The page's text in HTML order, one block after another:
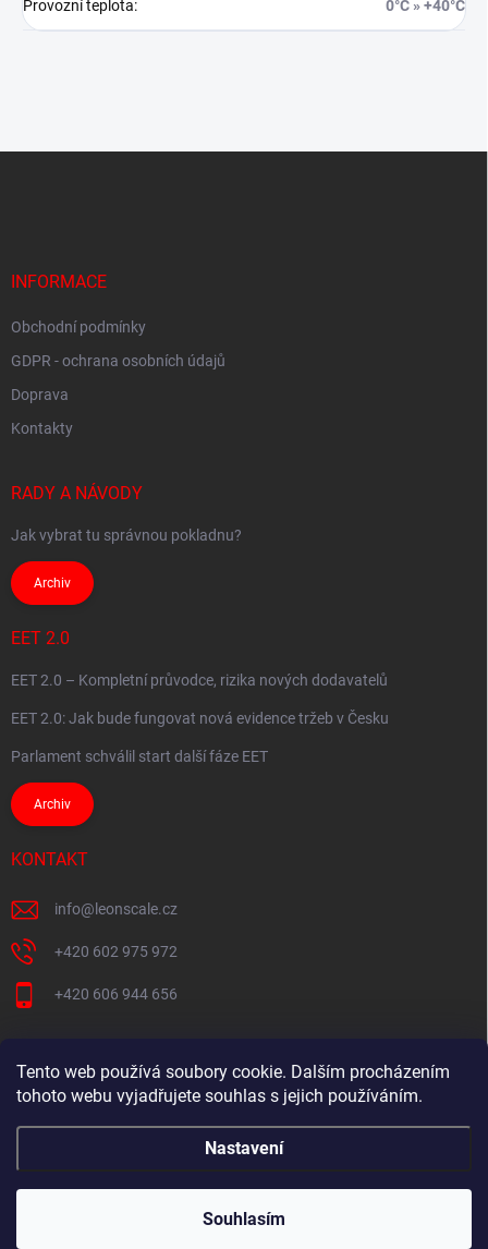
Tento web používá soubory cookie. Dalším procházením
tohoto webu vyjadřujete souhlas s jejich používáním.
Nastavení
Souhlasím
Provozní teplota: 0°C » +40°C
INFORMACE
Obchodní podmínky
GDPR - ochrana osobních údajů
Doprava
Kontakty
RADY A NÁVODY
Jak vybrat tu správnou pokladnu?
Archiv
EET 2.0
EET 2.0 – Kompletní průvodce, rizika nových dodavatelů
EET 2.0: Jak bude fungovat nová evidence tržeb v Česku
Parlament schválil start další fáze EET
Archiv
KONTAKT
info@ leonscale.cz
+420 602 975 972
+420 606 944 656
Partner webu
Pokladny-vahy.cz . Všechna práva vyhrazena.